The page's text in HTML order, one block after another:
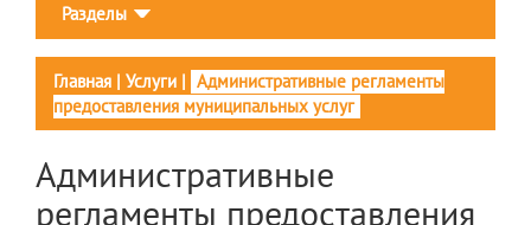
Разделы
Главная | Услуги | Административные регламенты
предоставления муниципальных услуг
Административные
регламенты предоставления